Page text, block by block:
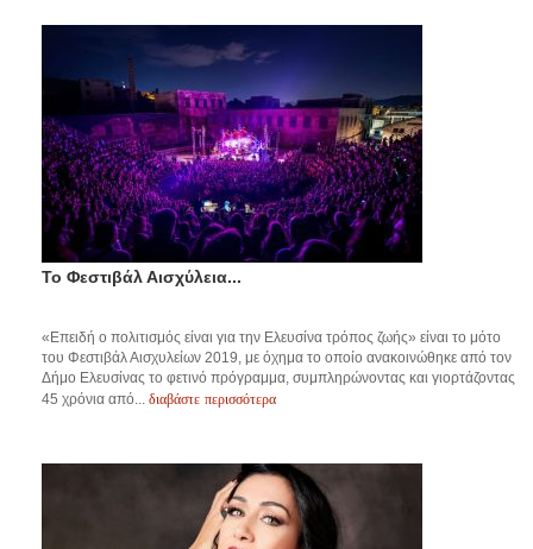
Το Φεστιβάλ Αισχύλεια...
«Επειδή ο πολιτισμός είναι για την Ελευσίνα τρόπος ζωής» είναι το μότο
του Φεστιβάλ Αισχυλείων 2019, με όχημα το οποίο ανακοινώθηκε από τον
Δήμο Ελευσίνας το φετινό πρόγραμμα, συμπληρώνοντας και γιορτάζοντας
45 χρόνια από... διαβάστε περισσότερα